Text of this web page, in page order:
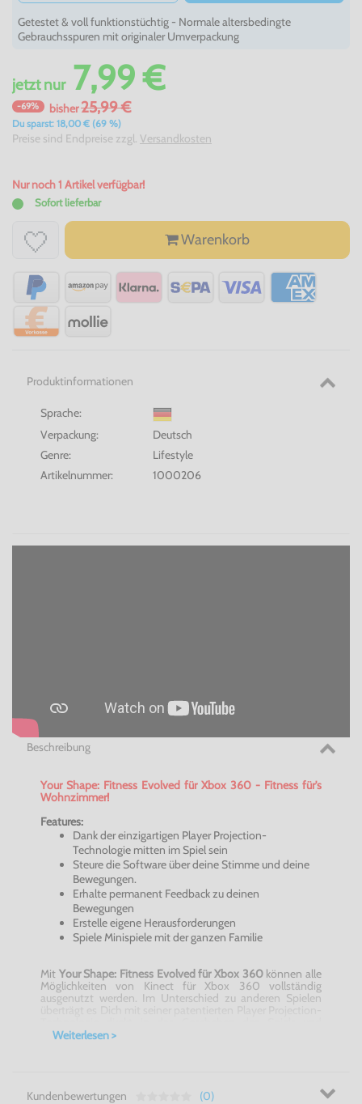
Getestet & voll funktionstüchtig - Normale altersbedingte
Gebrauchsspuren mit originaler Umverpackung
jetztnur7,99 €
-69% bisher25,99 €
Du sparst: 18,00 € (69 %)
Preise sind Endpreise zzgl. Versandkosten
Nur noch 1 Artikel verfügbar!
Sofort lieferbar
Warenkorb
Produktinformationen
Sprache:
Verpackung:
Deutsch
Genre:
Lifestyle
Artikelnummer:
1000206
Beschreibung
Your Shape: Fitness Evolved für Xbox 360 - Fitness für's
Wohnzimmer!
Features:
Dank der einzigartigen Player Projection-
Technologie mitten im Spiel sein
Steure die Software über deine Stimme und deine
Bewegungen.
Erhalte permanent Feedback zu deinen
Bewegungen
Erstelle eigene Herausforderungen
Spiele Minispiele mit der ganzen Familie
Mit Your Shape: Fitness Evolved für Xbox 360können alle
Möglichkeiten von Kinect für Xbox 360 vollständig
ausgenutzt werden. Im Unterschied zu anderen Spielen
ermöglicht so ein ultimative Fitness-Erlebnis.
Xbox 360, der Dir von Anfang an zur Seite steht, stellt ein
Weiterlesen >
Kundenbewertungen (0)